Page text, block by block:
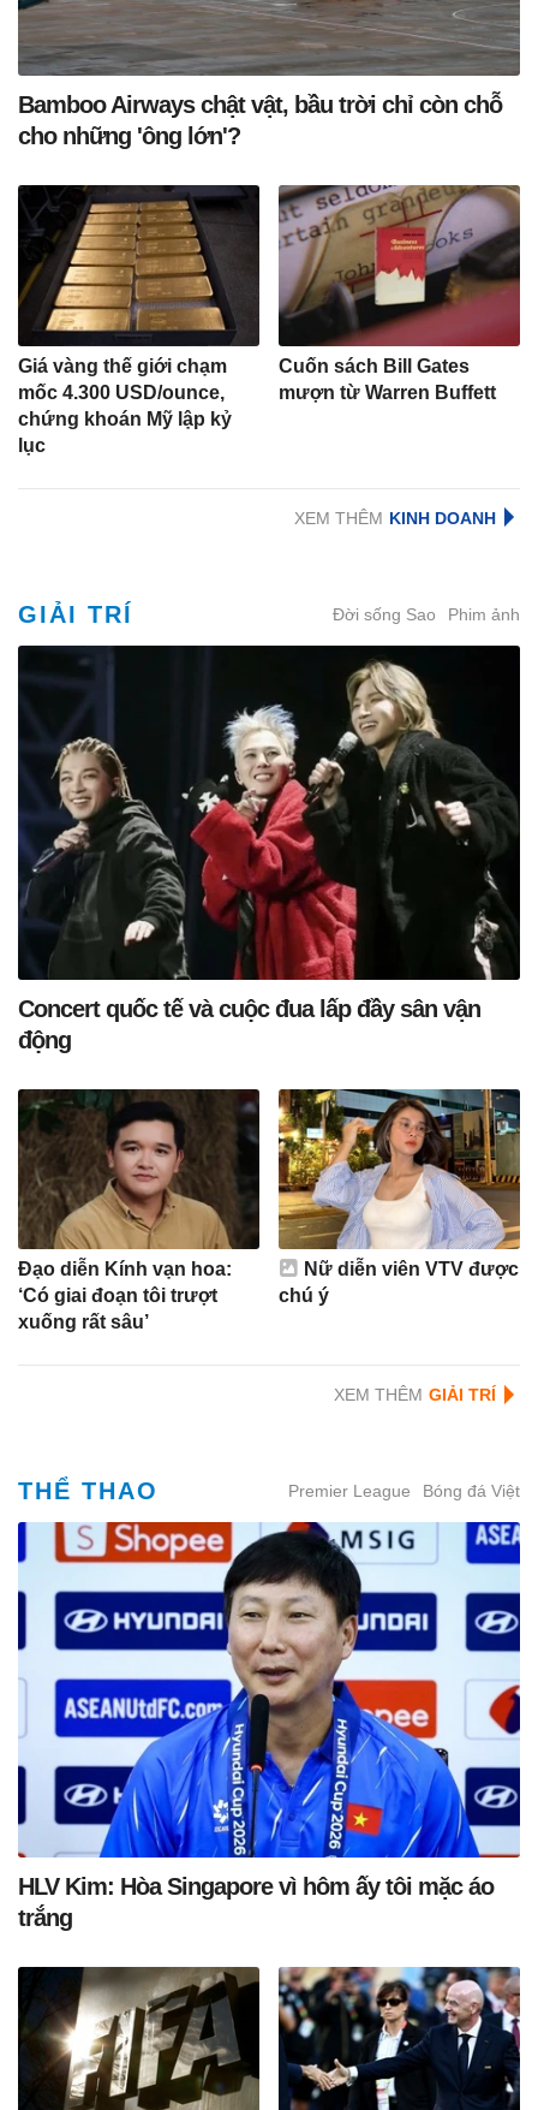
Bamboo Airways chật vật, bầu trời chỉ còn chỗ
cho những 'ông lớn'?
Giá vàng thế giới chạm
mốc 4.300 USD/ounce,
chứng khoán Mỹ lập kỷ
lục
Cuốn sách Bill Gates
mượn từ Warren Buffett
XEM THÊM
GIẢI TRÍ Đời sống Sao Phim ảnh
Concert quốc tế và cuộc đua lấp đầy sân vận
động
Đạo diễn Kính vạn hoa:
‘Có giai đoạn tôi trượt
xuống rất sâu’
Nữ diễn viên VTV được
chú ý
XEM THÊM
THỂ THAO Premier League Bóng đá Việt
HLV Kim: Hòa Singapore vì hôm ấy tôi mặc áo
trắng